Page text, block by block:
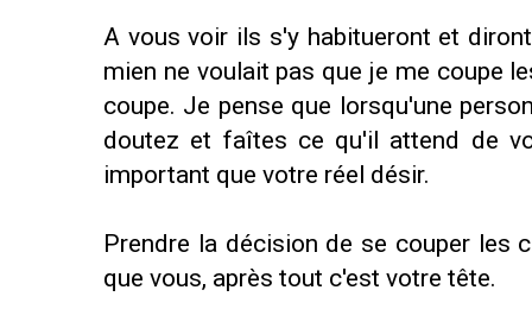
A vous voir ils s'y habitueront et
mien ne voulait pas que je me coupe
coupe. Je pense que lorsqu'une
doutez et faîtes ce qu'il attend de
important que votre réel désir.
Prendre la décision de se couper les
que vous, après tout c'est votre tête.